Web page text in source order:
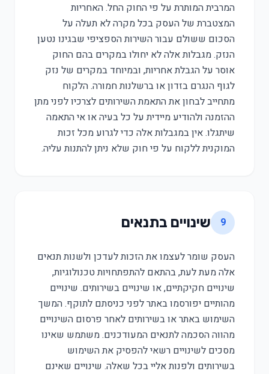
המרבית המותרת על פי החוק החל. האחריות
המצטברת של העסק בכל מקרה לא תעלה על
הסכום ששולם עבור השירות הספציפי שבגינו נטען
הנזק. מגבלות אלה לא יחולו במקרים בהם החוק
אוסר על הגבלת אחריות, ובמיוחד במקרים של נזק
לגוף הנגרם בזדון או ברשלנות חמורה. הלקוח
מתחייב לבחון את התאמת השירותים לצרכיו לפני מתן
ההזמנה ולהודיע מיידית על כל בעיה או אי התאמה
שיתגלו. אין במגבלות אלה כדי לגרוע מכל זכות
המוקנית ללקוח על פי חוק שלא ניתן להתנות עליה.
9 שינויים בתנאים
העסק שומר לעצמו את הזכות לעדכן ולשנות תנאים
אלה מעת לעת, בהתאם להתפתחויות טכנולוגיות,
שינויים חקיקתיים, או שינויים בשירותים. שינויים
מהותיים יפורסמו באתר לפני כניסתם לתוקף. המשך
השימוש באתר או בשירותים לאחר פרסום השינויים
מהווה הסכמה לתנאים המעודכנים. משתמש שאינו
מסכים לשינויים רשאי להפסיק את השימוש
בשירותים ולפנות אליי בכל שאלה. שינויים שאינם